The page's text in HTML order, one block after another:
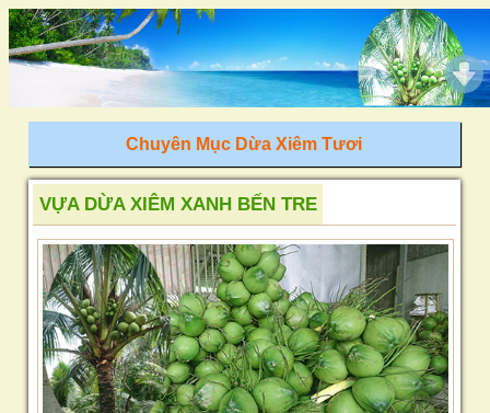
Chuyên Mục Dừa Xiêm Tươi
VỰA DỪA XIÊM XANH BẾN TRE